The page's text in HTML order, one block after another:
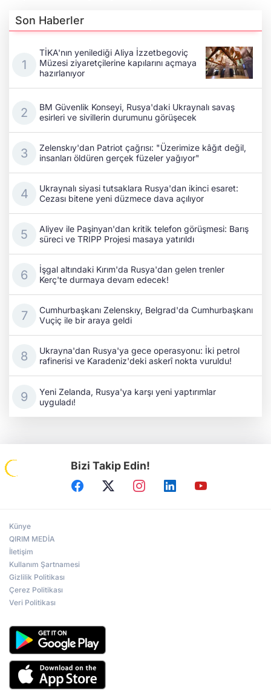
Son Haberler
TİKA'nın yenilediği Aliya İzzetbegoviç
Müzesi ziyaretçilerine kapılarını açmaya
hazırlanıyor
BM Güvenlik Konseyi, Rusya'daki Ukraynalı savaş
esirleri ve sivillerin durumunu görüşecek
Zelenskıy'dan Patriot çağrısı: "Üzerimize kâğıt değil,
insanları öldüren gerçek füzeler yağıyor"
Ukraynalı siyasi tutsaklara Rusya'dan ikinci esaret:
Cezası bitene yeni düzmece dava açılıyor
Aliyev ile Paşinyan'dan kritik telefon görüşmesi: Barış
süreci ve TRIPP Projesi masaya yatırıldı
İşgal altındaki Kırım'da Rusya'dan gelen trenler
Kerç'te durmaya devam edecek!
Cumhurbaşkanı Zelenskıy, Belgrad'da Cumhurbaşkanı
Vuçiç ile bir araya geldi
Ukrayna'dan Rusya'ya gece operasyonu: İki petrol
rafinerisi ve Karadeniz'deki askerî nokta vuruldu!
Yeni Zelanda, Rusya'ya karşı yeni yaptırımlar
uyguladı!
Bizi Takip Edin!
Künye
QIRIM MEDİA
İletişim
Kullanım Şartnamesi
Gizlilik Politikası
Çerez Politikası
Veri Politikası